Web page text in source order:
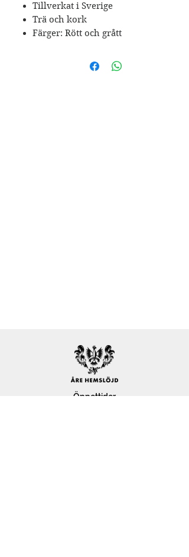
Tillverkat i Sverige
Trä och kork
Färger: Rött och grått
Öppettider